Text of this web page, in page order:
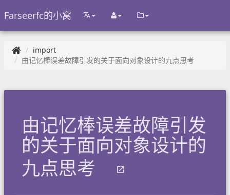
Farseerfc的小窝
import
由记忆棒误差故障引发的关于面向对象设计的九点思考
由记忆棒误差故障引发
的关于面向对象设计的
九点思考